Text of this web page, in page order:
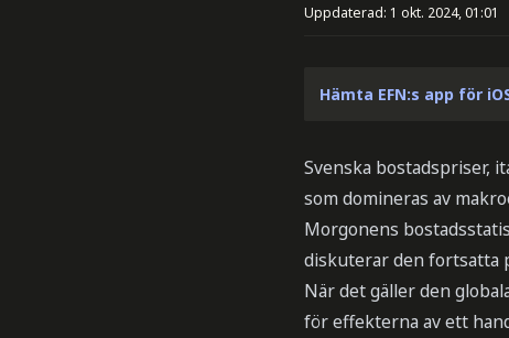
Uppdaterad: 1 okt. 2024, 01:01
Hämta EFN:s app för
Svenska bostadspriser,
som domineras av
Morgonens
diskuterar den fortsatta
När det gäller den
för effekterna av ett